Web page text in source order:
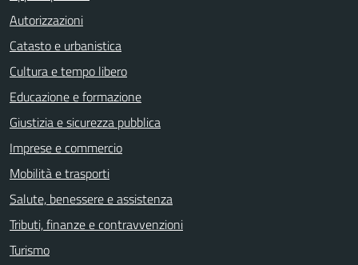
Autorizzazioni
Catasto e urbanistica
Cultura e tempo libero
Educazione e formazione
Giustizia e sicurezza pubblica
Imprese e commercio
Mobilità e trasporti
Salute, benessere e assistenza
Tributi, finanze e contravvenzioni
Turismo